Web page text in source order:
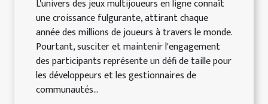
L'univers des jeux multijoueurs en ligne connaît
une croissance fulgurante, attirant chaque
année des millions de joueurs à travers le monde.
Pourtant, susciter et maintenir l'engagement
des participants représente un défi de taille pour
les développeurs et les gestionnaires de
communautés...